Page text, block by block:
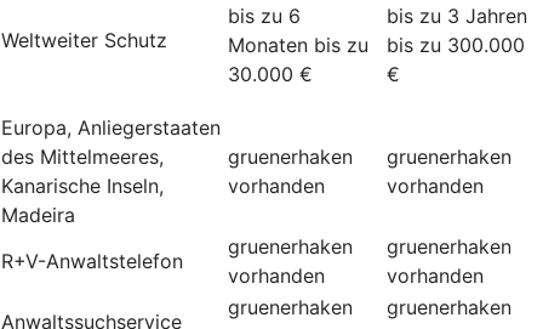
Weltweiter Schutz
bis zu 6
Monaten bis zu
30.000 €
bis zu 3 Jahren
bis zu 300.000
€
Europa, Anliegerstaaten
des Mittelmeeres,
Kanarische Inseln,
Madeira
gruenerhaken
vorhanden
gruenerhaken
vorhanden
R+V-Anwaltstelefon
gruenerhaken
vorhanden
gruenerhaken
vorhanden
Anwaltssuchservice
gruenerhaken
gruenerhaken